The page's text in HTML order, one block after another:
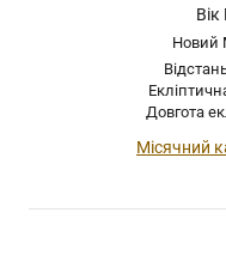
Вік
Новий
Довгота
Місячний